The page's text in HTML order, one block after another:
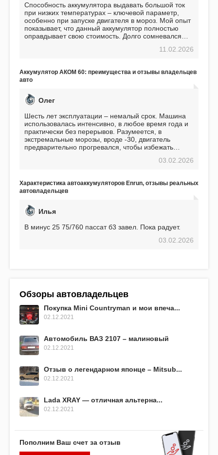
Способность аккумулятора выдавать большой ток
при низких температурах – ключевой параметр,
особенно при запуске двигателя в мороз. Мой опыт
показывает, что данный аккумулятор полностью
оправдывает свою стоимость. Долго сомневался
пожалел. Считаю, что это отличное вложение,11.02.2026
Аккумулятор АКОМ 60: преимущества и отзывы владельцев
авто
Олег
Шесть лет эксплуатации – немалый срок. Машина
использовалась интенсивно, в любое время года и
практически без перерывов. Разумеется, в
экстремальные морозы, вроде -30, двигатель
предварительно прогревался, чтобы избежать
использования не было ни единой поломки,
EFB 75. Судя по характеристикам, он даже
превосходит предыдущую модель.
03.02.2026
Характеристика автоаккумуляторов Enrun, отзывы реальных
автовладельцев
Илья
В минус 25 75/760 пассат б3 завел. Пока радует.
03.02.2026
Обзоры автовладельцев
Покупка Mini Countryman и мои впеча...
02.12.2021
Автомобиль ВАЗ 2107 – малиновый
02.12.2021
Отзыв о легендарном японце – Mitsub...
02.12.2021
Lada XRAY — отличная альтерна...
02.12.2021
Пополним Ваш счет за отзыв